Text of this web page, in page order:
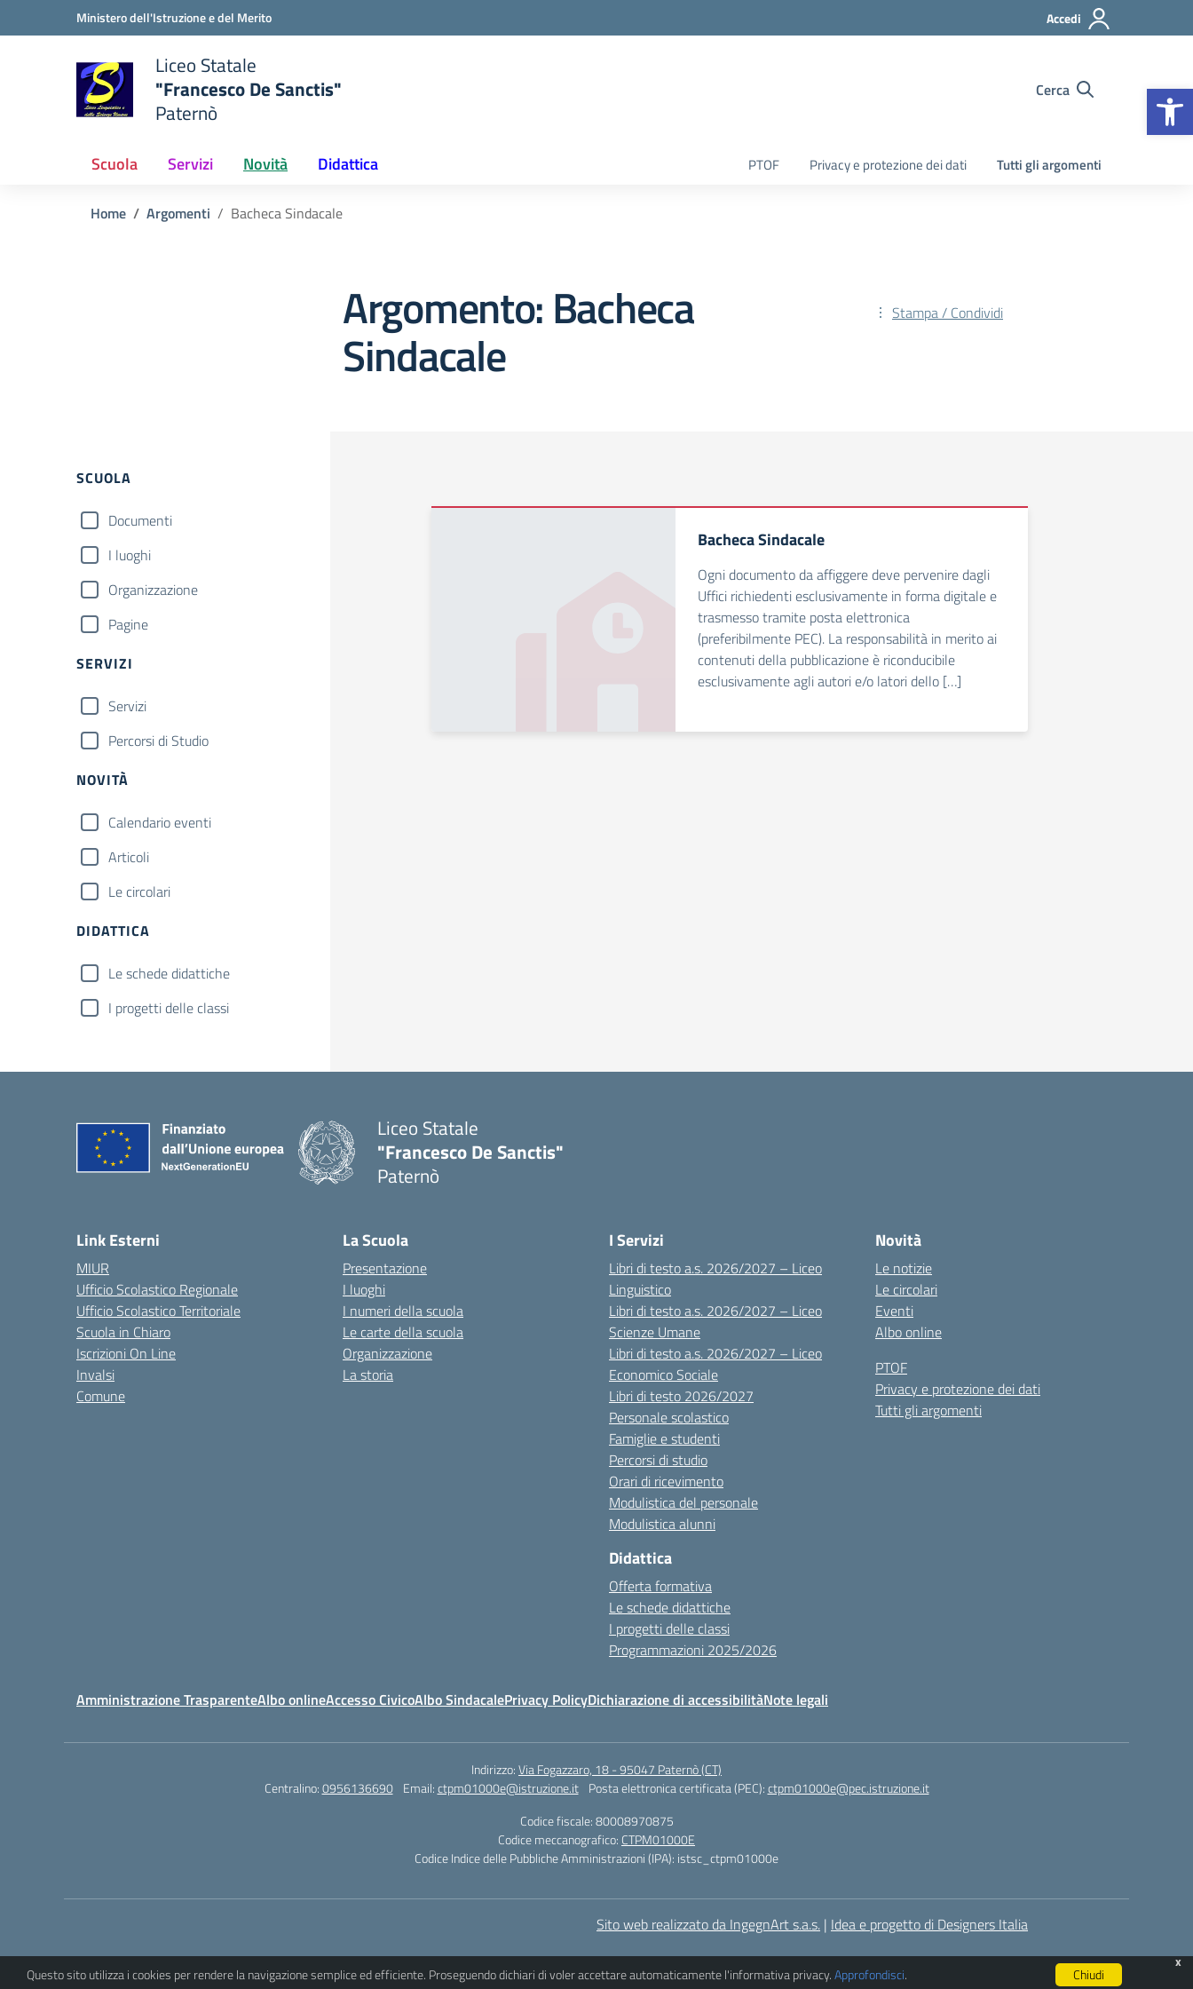
Vai ai contenuti
Vai al menu di navigazioneMinistero dell'Istruzione e del Merito Accedi
scuola
Liceo Statale
"Francesco De Sanctis"
Paternò
Cerca
Scuola Servizi Novità Didattica PTOF Privacy e protezione dei dati Tutti gli argomenti
Home Argomenti Bacheca Sindacale
Argomento: Bacheca
Sindacale
Stampa / Condividi
Filtri
SCUOLA
Documenti
I luoghi
Organizzazione
Pagine
SERVIZI
Servizi
Percorsi di Studio
NOVITÀ
Calendario eventi
Articoli
Le circolari
DIDATTICA
Le schede didattiche
I progetti delle classi
Bacheca Sindacale
Ogni documento da affiggere deve pervenire dagli
Uffici richiedenti esclusivamente in forma digitale e
trasmesso tramite posta elettronica
(preferibilmente PEC). La responsabilità in merito ai
contenuti della pubblicazione è riconducibile
esclusivamente agli autori e/o latori dello […]
Liceo Statale
"Francesco De Sanctis"
Paternò
Link Esterni
MIUR
Ufficio Scolastico Regionale
Ufficio Scolastico Territoriale
Scuola in Chiaro
Iscrizioni On Line
Invalsi
Comune
La Scuola
Presentazione
I luoghi
I numeri della scuola
Le carte della scuola
Organizzazione
La storia
I Servizi
Libri di testo a.s. 2026/2027 – Liceo
Linguistico
Libri di testo a.s. 2026/2027 – Liceo
Scienze Umane
Libri di testo a.s. 2026/2027 – Liceo
Economico Sociale
Libri di testo 2026/2027
Personale scolastico
Famiglie e studenti
Percorsi di studio
Orari di ricevimento
Modulistica del personale
Modulistica alunni
Didattica
Offerta formativa
Le schede didattiche
I progetti delle classi
Programmazioni 2025/2026
Novità
Le notizie
Le circolari
Eventi
Albo online
PTOF
Privacy e protezione dei dati
Tutti gli argomenti
Amministrazione TrasparenteAlbo onlineAccesso CivicoAlbo SindacalePrivacy PolicyDichiarazione di accessibilitàNote legali
Indirizzo:Via Fogazzaro, 18 - 95047 Paternò (CT)
Centralino:0956136690 Email:ctpm01000e@istruzione.it Posta elettronica certificata (PEC):ctpm01000e@pec.istruzione.it
Codice fiscale: 80008970875
Codice meccanografico: CTPM01000E
Codice Indice delle Pubbliche Amministrazioni (IPA): istsc_ctpm01000e
Sito web realizzato da IngegnArt s.a.s. | Idea e progetto di Designers Italia
x
Questo sito utilizza i cookies per rendere la navigazione semplice ed efficiente. Proseguendo dichiari di voler accettare automaticamente l'informativa privacy.Approfondisci. Chiudi